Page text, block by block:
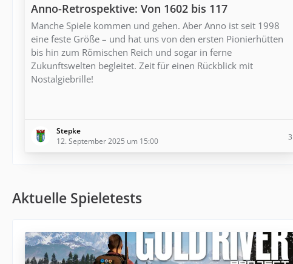
Anno-Retrospektive: Von 1602 bis 117
Manche Spiele kommen und gehen. Aber Anno ist seit 1998
eine feste Größe – und hat uns von den ersten Pionierhütten
bis hin zum Römischen Reich und sogar in ferne
Zukunftswelten begleitet. Zeit für einen Rückblick mit
Nostalgiebrille!
Stepke
12. September 2025 um 15:00
3
Aktuelle Spieletests